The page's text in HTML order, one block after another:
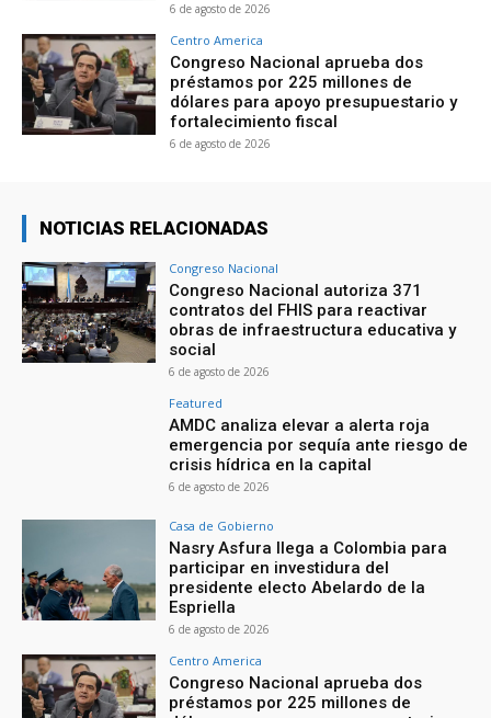
6 de agosto de 2026
Centro America
Congreso Nacional aprueba dos
préstamos por 225 millones de
dólares para apoyo presupuestario y
fortalecimiento fiscal
6 de agosto de 2026
NOTICIAS RELACIONADAS
Congreso Nacional
Congreso Nacional autoriza 371
contratos del FHIS para reactivar
obras de infraestructura educativa y
social
6 de agosto de 2026
Featured
AMDC analiza elevar a alerta roja
emergencia por sequía ante riesgo de
crisis hídrica en la capital
6 de agosto de 2026
Casa de Gobierno
Nasry Asfura llega a Colombia para
participar en investidura del
presidente electo Abelardo de la
Espriella
6 de agosto de 2026
Centro America
Congreso Nacional aprueba dos
préstamos por 225 millones de